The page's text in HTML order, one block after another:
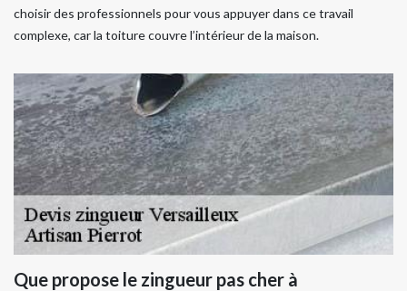
choisir des professionnels pour vous appuyer dans ce travail
complexe, car la toiture couvre l’intérieur de la maison.
Que propose le zingueur pas cher à